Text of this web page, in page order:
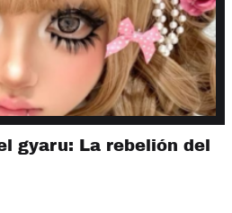
gyaru: La rebelión del